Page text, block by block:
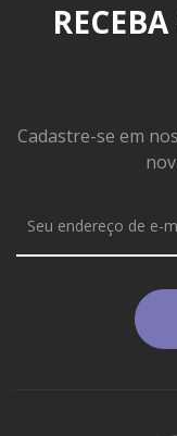
Cadastre-se em